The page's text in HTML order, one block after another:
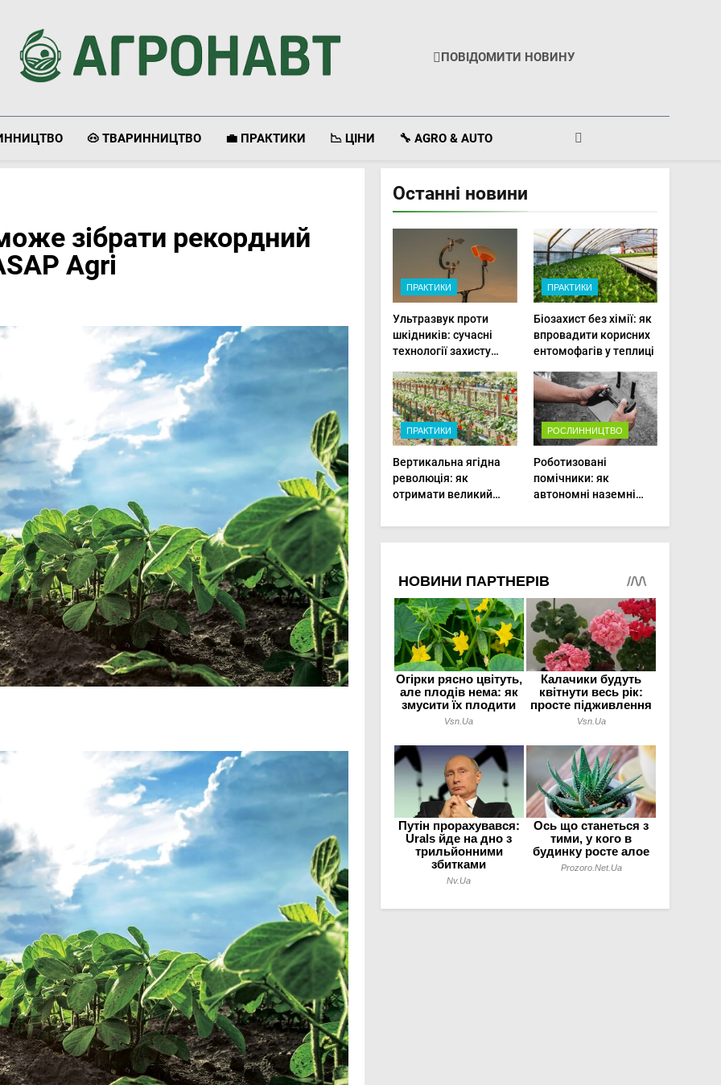
Агронавт
ПОВІДОМИТИ НОВИНУ
🐽 ТВАРИННИЦТВО 💼 ПРАКТИКИ 📉 ЦІНИ 🔧 AGRO & AUTO
зібрати рекордний
Agri
Останні новини
ПРАКТИКИ
Ультразвук проти
шкідників: сучасні
технології захисту
господарствах
ПРАКТИКИ
Біозахист без хімії: як
впровадити корисних
ентомофагів у теплиці
ПРАКТИКИ
Вертикальна ягідна
революція: як
отримати великий
мінімальній площі
РОСЛИННИЦТВО
Роботизовані
помічники: як
автономні наземні
догляд за органічними
овочами